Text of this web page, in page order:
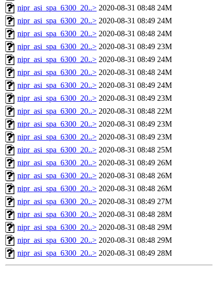
nipr_asi_spa_6300_20..> 2020-08-31 08:48 24M
nipr_asi_spa_6300_20..> 2020-08-31 08:49 24M
nipr_asi_spa_6300_20..> 2020-08-31 08:48 24M
nipr_asi_spa_6300_20..> 2020-08-31 08:49 23M
nipr_asi_spa_6300_20..> 2020-08-31 08:49 24M
nipr_asi_spa_6300_20..> 2020-08-31 08:48 24M
nipr_asi_spa_6300_20..> 2020-08-31 08:49 24M
nipr_asi_spa_6300_20..> 2020-08-31 08:49 23M
nipr_asi_spa_6300_20..> 2020-08-31 08:48 22M
nipr_asi_spa_6300_20..> 2020-08-31 08:49 23M
nipr_asi_spa_6300_20..> 2020-08-31 08:49 23M
nipr_asi_spa_6300_20..> 2020-08-31 08:48 25M
nipr_asi_spa_6300_20..> 2020-08-31 08:49 26M
nipr_asi_spa_6300_20..> 2020-08-31 08:48 26M
nipr_asi_spa_6300_20..> 2020-08-31 08:48 26M
nipr_asi_spa_6300_20..> 2020-08-31 08:49 27M
nipr_asi_spa_6300_20..> 2020-08-31 08:48 28M
nipr_asi_spa_6300_20..> 2020-08-31 08:48 29M
nipr_asi_spa_6300_20..> 2020-08-31 08:48 29M
nipr_asi_spa_6300_20..> 2020-08-31 08:49 28M